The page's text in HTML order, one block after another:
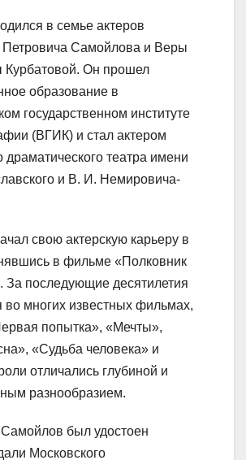
в семье актеров
Петровича Самойлова и Веры
Курбатовой. Он прошел
образование в
государственном институте
(ВГИК) и стал актером
драматического театра имени
и В. И. Немировича-
свою актерскую карьеру в
в фильме «Полковник
За последующие десятилетия
во многих известных фильмах,
попытка», «Мечты»,
«Судьба человека» и
отличались глубиной и
разнообразием.
Самойлов был удостоен
Московского